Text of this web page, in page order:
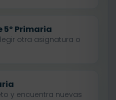
5º Primaria
otra asignatura o
y encuentra nuevas